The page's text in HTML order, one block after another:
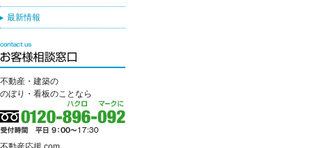
最新情報
不動産・建築の
のぼり・看板のことなら